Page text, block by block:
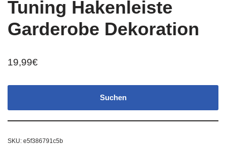
Tuning Hakenleiste
Garderobe Dekoration
19,99€
Suchen
SKU: e5f386791c5b